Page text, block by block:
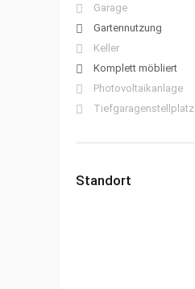
Garage
Gartennutzung
Keller
Komplett möbliert
Photovoltaikanlage
Tiefgaragenstellplatz
Standort